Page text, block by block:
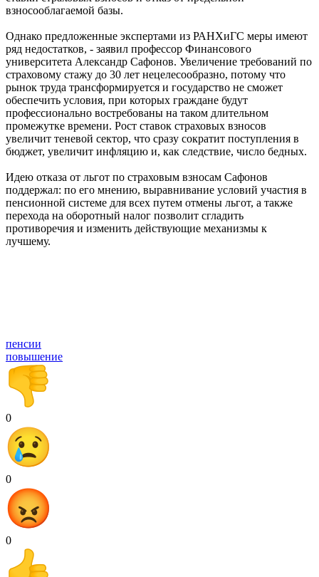
взносооблагаемой базы.
Однако предложенные экспертами из РАНХиГС меры имеют
ряд недостатков, - заявил профессор Финансового
университета Александр Сафонов. Увеличение требований по
страховому стажу до 30 лет нецелесообразно, потому что
рынок труда трансформируется и государство не сможет
обеспечить условия, при которых граждане будут
профессионально востребованы на таком длительном
промежутке времени. Рост ставок страховых взносов
увеличит теневой сектор, что сразу сократит поступления в
бюджет, увеличит инфляцию и, как следствие, число бедных.
Идею отказа от льгот по страховым взносам Сафонов
поддержал: по его мнению, выравнивание условий участия в
пенсионной системе для всех путем отмены льгот, а также
перехода на оборотный налог позволит сгладить
противоречия и изменить действующие механизмы к
лучшему.
пенсии
повышение
0
0
0